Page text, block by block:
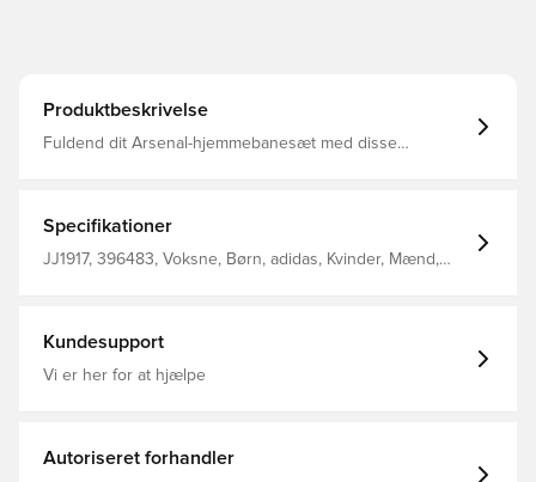
Produktbeskrivelse
Fuldend dit Arsenal-hjemmebanesæt med disse
AEROREADY og bevægelsesfokuseret FORMOTION
sikrer, at du altid er veltilpas på og uden for banen.
Knælængde Hovedmateriale: 84% Polyester(100%
Specifikationer
JJ1917, 396483, Voksne, Børn, adidas, Kvinder, Mænd,
Kundesupport
Vi er her for at hjælpe
Autoriseret forhandler